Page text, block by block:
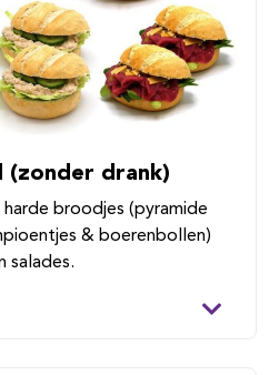
(zonder drank)
broodjes (pyramide
& boerenbollen)
salades.